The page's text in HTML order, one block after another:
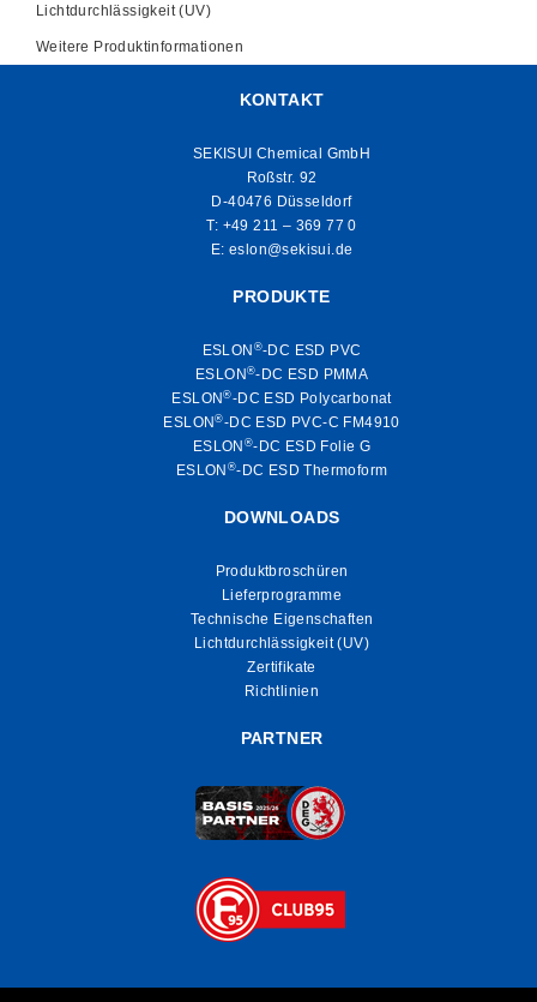
Lichtdurchlässigkeit (UV)
Weitere Produktinformationen
KONTAKT
SEKISUI Chemical GmbH
Roßstr. 92
D-40476 Düsseldorf
T: +49 211 – 369 77 0
E: eslon@sekisui.de
PRODUKTE
ESLON ®-DC ESD PVC
ESLON ®-DC ESD PMMA
ESLON®-DC ESD Polycarbonat
ESLON®-DC ESD PVC-C FM4910
ESLON ®-DC ESD Folie G
ESLON ®-DC ESD Thermoform
DOWNLOADS
Produktbroschüren
Lieferprogramme
Technische Eigenschaften
Lichtdurchlässigkeit (UV)
Zertifikate
Richtlinien
PARTNER